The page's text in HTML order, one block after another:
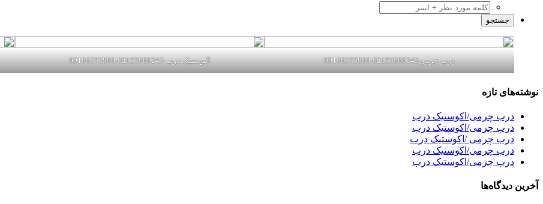
درب چرمی02155969245-09196375800 اکوستیک درب 02155969245-09196375800
نوشته‌های تازه
درب چرمی/اکوستیک درب
درب چرمی/اکوستیک درب
درب چرمی /اکوستیک درب
درب چرمی/اکوستیک درب
درب چرمی/اکوستیک درب
آخرین دیدگاه‌ها